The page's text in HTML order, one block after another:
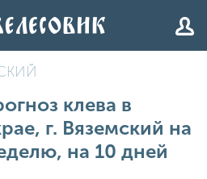
клева в
г. Вяземский на
на 10 дней